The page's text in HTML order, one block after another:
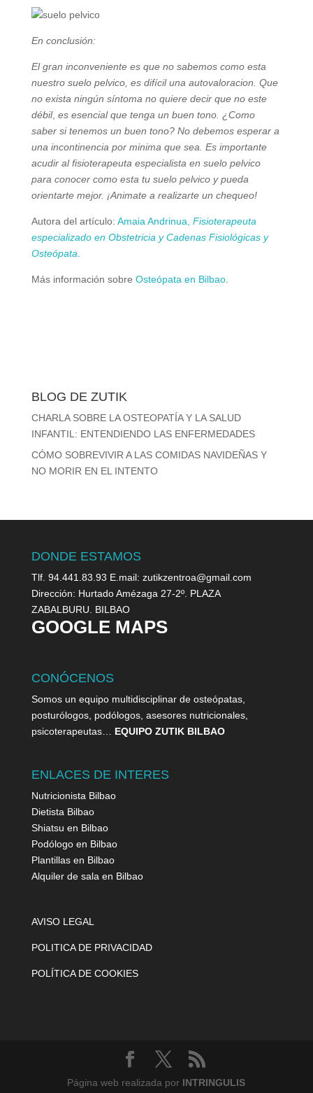
En conclusión:
El gran inconveniente es que no sabemos como esta
nuestro suelo pelvico, es difícil una autovaloracion. Que
no exista ningún síntoma no quiere decir que no este
débil, es esencial que tenga un buen tono. ¿Como
saber si tenemos un buen tono? No debemos esperar a
una incontinencia por minima que sea. Es importante
acudir al fisioterapeuta especialista en suelo pelvico
para conocer como esta tu suelo pelvico y pueda
orientarte mejor. ¡Animate a realizarte un chequeo!
Autora del artículo: Amaia Andrinua, Fisioterapeuta
especializado en Obstetricia y Cadenas Fisiológicas y
Osteópata
Más información sobre Osteópata en Bilbao.
BLOG DE ZUTIK
CHARLA SOBRE LA OSTEOPATÍA Y LA SALUD
INFANTIL: ENTENDIENDO LAS ENFERMEDADES
CÓMO SOBREVIVIR A LAS COMIDAS NAVIDEÑAS Y
NO MORIR EN EL INTENTO
DONDE ESTAMOS
Tlf. 94.441.83.93 E.mail: zutikzentroa@gmail.com
Dirección: Hurtado Amézaga 27-2º. PLAZA
ZABALBURU. BILBAO
GOOGLE MAPS
CONÓCENOS
Somos un equipo multidisciplinar de osteópatas,
posturólogos, podólogos, asesores nutricionales,
psicoterapeutas… EQUIPO ZUTIK BILBAO
ENLACES DE INTERES
Nutricionista Bilbao
Dietista Bilbao
Shiatsu en Bilbao
Podólogo en Bilbao
Plantillas en Bilbao
Alquiler de sala en Bilbao
AVISO LEGAL
POLITICA DE PRIVACIDAD
POLÍTICA DE COOKIES
Página web realizada por INTRINGULIS